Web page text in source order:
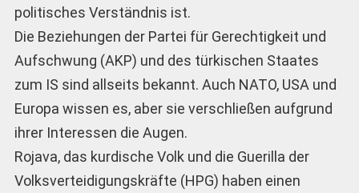
politisches Verständnis ist.
Die Beziehungen der Partei für Gerechtigkeit und
Aufschwung (AKP) und des türkischen Staates
zum IS sind allseits bekannt. Auch NATO, USA und
Europa wissen es, aber sie verschließen aufgrund
ihrer Interessen die Augen.
Rojava, das kurdische Volk und die Guerilla der
Volksverteidigungskräfte (HPG) haben einen